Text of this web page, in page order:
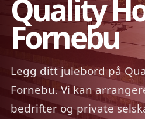
Quality
Fornebu
Legg ditt julebord på
Fornebu. Vi kan
bedrifter og private